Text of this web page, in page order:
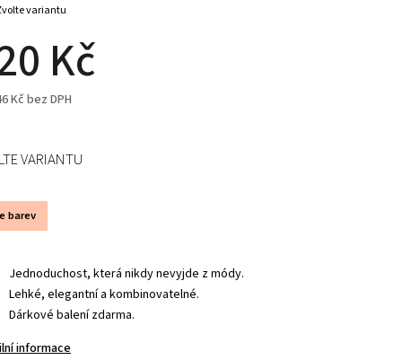
Kč
Kč bez DPH
variantu
barev
Jednoduchost, která nikdy nevyjde z módy.
Lehké, elegantní a kombinovatelné.
Dárkové balení zdarma.
informace
VARIANTU